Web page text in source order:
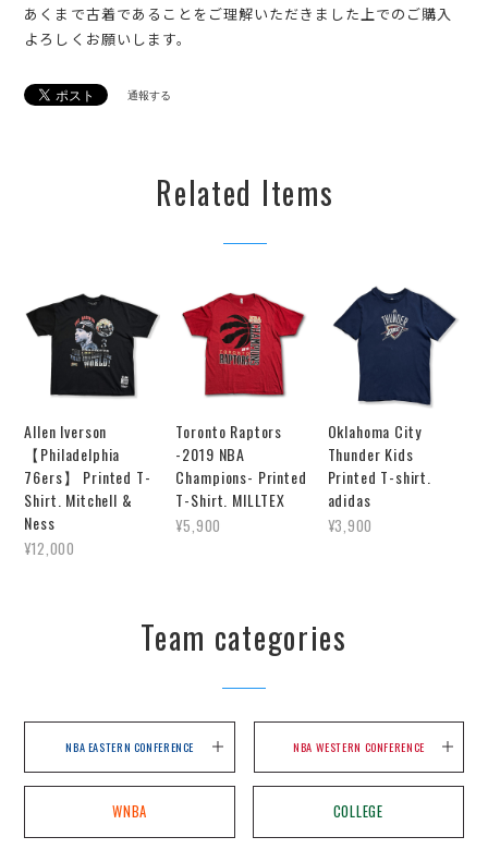
あくまで古着であることをご理解いただきました上でのご購入
よろしくお願いします。
通報する
Related Items
Allen Iverson
【Philadelphia
76ers】 Printed T-
Shirt. Mitchell &
Ness
¥12,000
Toronto Raptors
-2019 NBA
Champions- Printed
T-Shirt. MILLTEX
¥5,900
Oklahoma City
Thunder Kids
Printed T-shirt.
adidas
¥3,900
Team categories
NBA EASTERN CONFERENCE NBA WESTERN CONFERENCE
WNBA COLLEGE